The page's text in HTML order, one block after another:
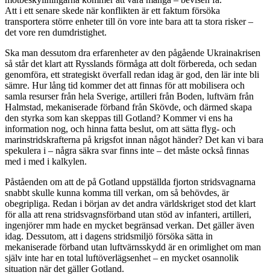
Att i ett senare skede när konflikten är ett faktum försöka
transportera större enheter till ön vore inte bara att ta stora risker –
det vore ren dumdristighet.
Ska man dessutom dra erfarenheter av den pågående Ukrainakrisen
så står det klart att Rysslands förmåga att dolt förbereda, och sedan
genomföra, ett strategiskt överfall redan idag är god, den lär inte bli
sämre. Hur lång tid kommer det att finnas för att mobilisera och
samla resurser från hela Sverige, artilleri från Boden, luftvärn från
Halmstad, mekaniserade förband från Skövde, och därmed skapa
den styrka som kan skeppas till Gotland? Kommer vi ens ha
information nog, och hinna fatta beslut, om att sätta flyg- och
marinstridskrafterna på krigsfot innan något händer? Det kan vi bara
spekulera i – några säkra svar finns inte – det måste också finnas
med i med i kalkylen.
Påståenden om att de på Gotland uppställda fjorton stridsvagnarna
snabbt skulle kunna komma till verkan, om så behövdes, är
obegripliga. Redan i början av det andra världskriget stod det klart
för alla att rena stridsvagnsförband utan stöd av infanteri, artilleri,
ingenjörer mm hade en mycket begränsad verkan. Det gäller även
idag. Dessutom, att i dagens stridsmiljö försöka sätta in
mekaniserade förband utan luftvärnsskydd är en orimlighet om man
själv inte har en total luftöverlägsenhet – en mycket osannolik
situation när det gäller Gotland.